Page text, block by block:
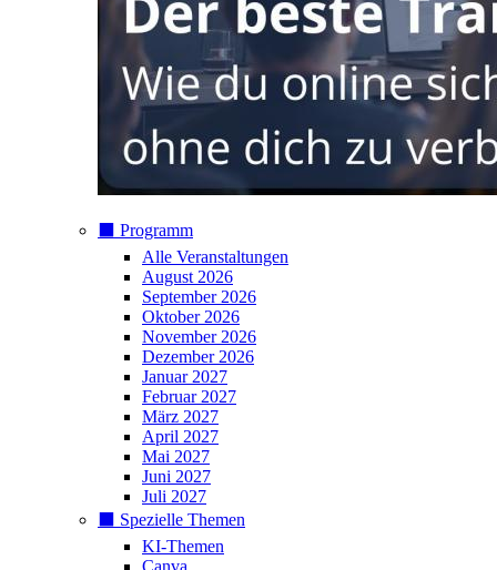
⬛️ Programm
Alle Veranstaltungen
August 2026
September 2026
Oktober 2026
November 2026
Dezember 2026
Januar 2027
Februar 2027
März 2027
April 2027
Mai 2027
Juni 2027
Juli 2027
⬛️ Spezielle Themen
KI-Themen
Canva